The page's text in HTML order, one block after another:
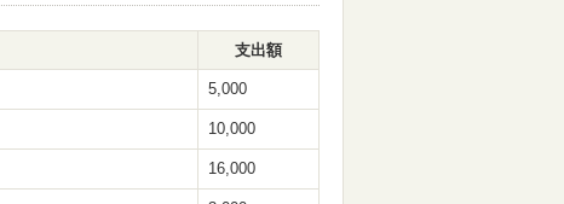
支出額
5,000
10,000
16,000